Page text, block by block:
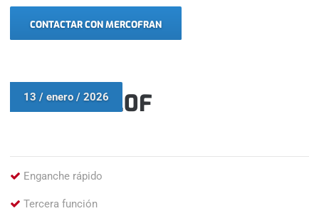
CONTACTAR CON MERCOFRAN
VOLVO L120F
13 / enero / 2026
Enganche rápido
Tercera función